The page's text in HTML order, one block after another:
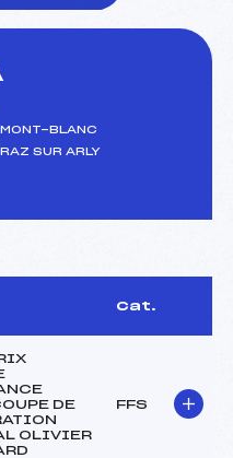
BLANC
SUR ARLY
Cat.
DE
OLIVIER
FFS